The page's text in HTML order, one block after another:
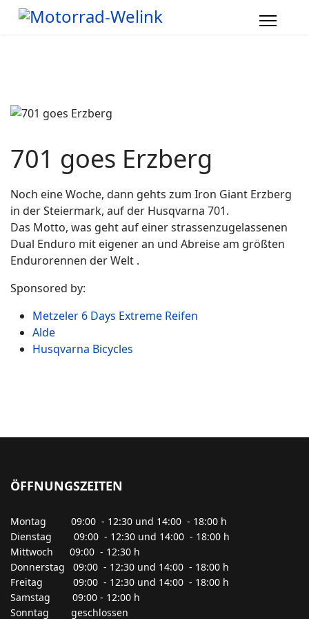
701 goes Erzberg
Noch eine Woche, dann gehts zum Iron Giant Erzberg
in der Steiermark, auf der Husqvarna 701.
Das Motto, was geht auf einer strassenzugelassenen
Dual Enduro mit eigener an und Abreise am größten
Endurorennen der Welt .
Sponsored by:
Metzeler 6 Days Extreme Reifen
Alde
Husqvarna Bicycles
ÖFFNUNGSZEITEN
Montag 09:00 - 12:30 und 14:00 - 18:00 h
Dienstag 09:00 - 12:30 und 14:00 - 18:00 h
Mittwoch 09:00 - 12:30 h
Donnerstag 09:00 - 12:30 und 14:00 - 18:00 h
Freitag 09:00 - 12:30 und 14:00 - 18:00 h
Samstag 09:00 - 12:00 h
Sonntag geschlossen